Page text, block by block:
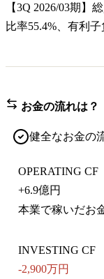
【3Q 2026/03期】
比率55.4%、有利子
お金の流れは？
健全なお金の
OPERATING CF
+6.9億円
本業で稼いだお
INVESTING CF
-2,900万円